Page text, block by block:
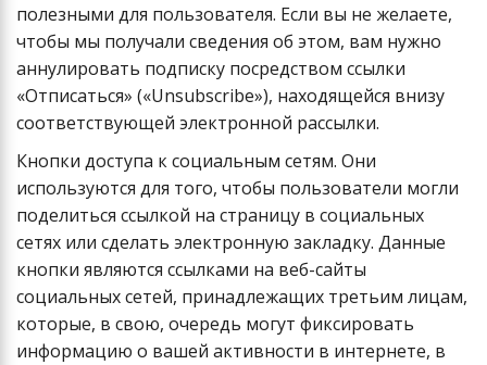
полезными для пользователя. Если вы не желаете,
чтобы мы получали сведения об этом, вам нужно
аннулировать подписку посредством ссылки
«Отписаться» («Unsubscribe»), находящейся внизу
соответствующей электронной рассылки.
Кнопки доступа к социальным сетям. Они
используются для того, чтобы пользователи могли
поделиться ссылкой на страницу в социальных
сетях или сделать электронную закладку. Данные
кнопки являются ссылками на веб-сайты
социальных сетей, принадлежащих третьим лицам,
которые, в свою, очередь могут фиксировать
информацию о вашей активности в интернете, в